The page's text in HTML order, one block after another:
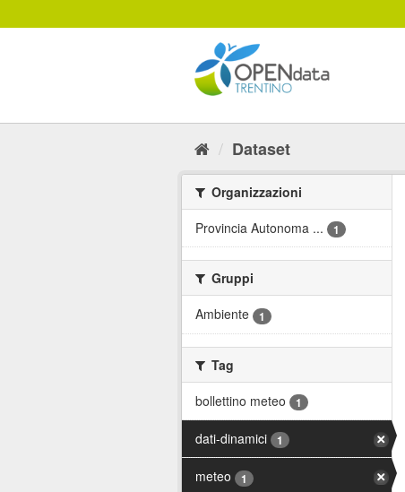
al
Dataset
Organizzazioni
Provincia Autonoma ...
1
Gruppi
Ambiente
1
Tag
bollettino meteo
1
dati-dinamici 1
meteo 1